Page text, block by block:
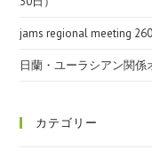
jams regional meeting
日蘭・ユーラシアン関係
カテゴリー